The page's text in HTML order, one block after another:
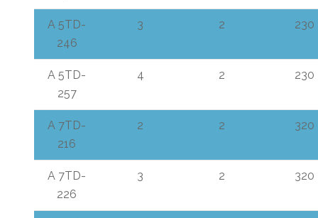
A 5TD-
246
3 2 230
A 5TD-
257
4 2 230
A 7TD-
216
2 2 320
A 7TD-
226
3 2 320